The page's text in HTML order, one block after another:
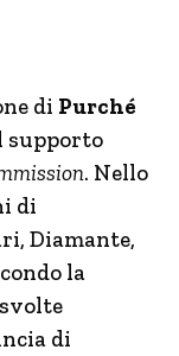
di Purché
supporto
. Nello
di
Diamante,
la
di